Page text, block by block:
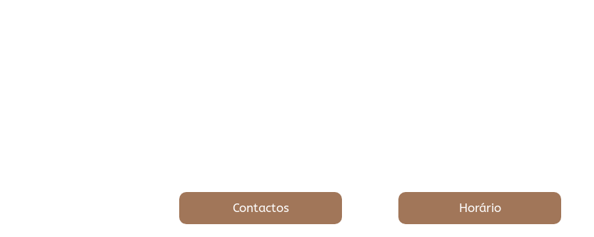
Contactos Horário